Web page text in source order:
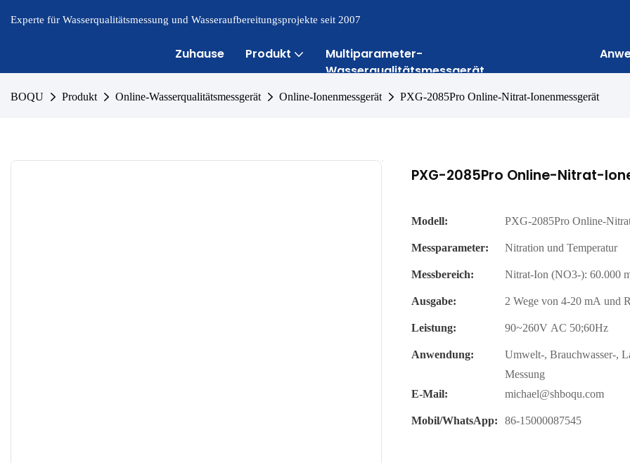
Experte für Wasserqualitätsmessung und Wasseraufbereitungsprojekte seit 2007
Zuhause Produkt
Multiparameter-
Wasserqualitätsmessgerät
BOQU Produkt Online-Wasserqualitätsmessgerät Online-Ionenmessgerät PXG-2085Pro Online-Nitrat-Ionenmessgerät
PXG-2085Pro Online-Nitrat-
Modell:
PXG-2085Pro Online-
Messparameter:
Nitration und Temperatur
Messbereich:
Nitrat-Ion (NO3-): 60.000
Ausgabe:
2 Wege von 4-20 mA und
Leistung:
90~260V AC 50;60Hz
Anwendung:
Umwelt-, Brauchwasser-,
Messung
E-Mail:
michael@shboqu.com
Mobil/WhatsApp: 86-15000087545